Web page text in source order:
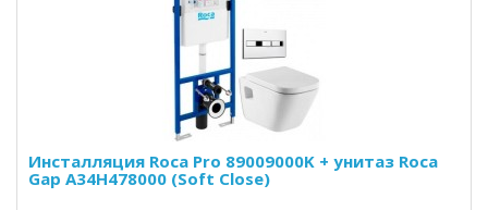
Инсталляция Roca Pro 89009000K + унитаз Roca
Gap A34H478000 (Soft Close)